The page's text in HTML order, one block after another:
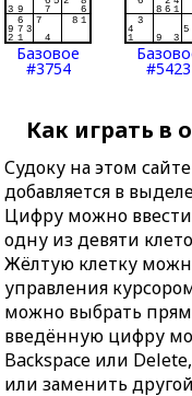
Базовое
#3754 #5423
Как играть в
Судоку на этом
добавляется в
Цифру можно ввести
одну из девяти
Жёлтую клетку
управления
можно выбрать
введённую цифру
Backspace или
или заменить